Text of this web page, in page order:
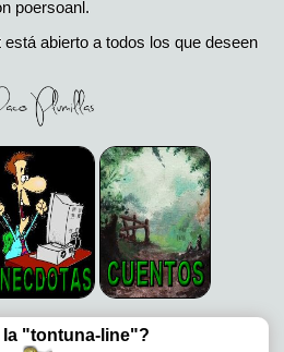
poersoanl.
abierto a todos los que deseen
la "tontuna-line"?